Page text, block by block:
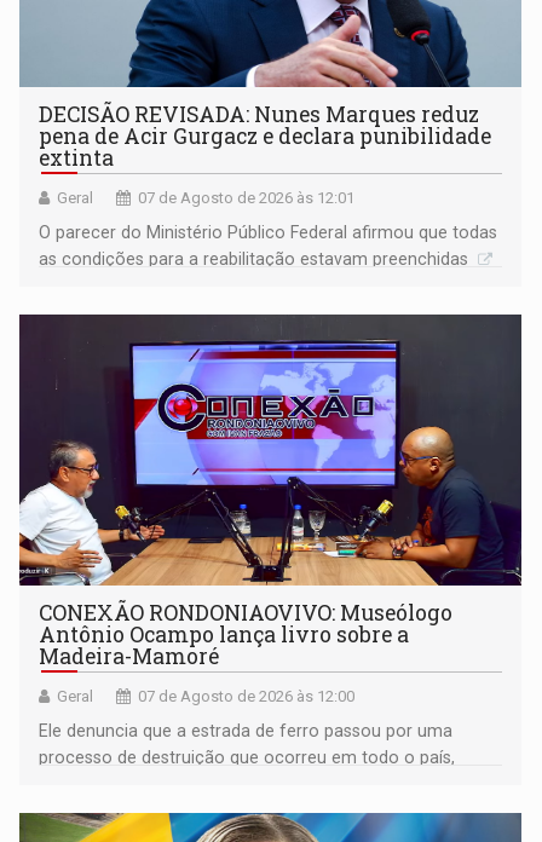
DECISÃO REVISADA: Nunes Marques reduz
pena de Acir Gurgacz e declara punibilidade
extinta
Geral 07 de Agosto de 2026 às 12:01
O parecer do Ministério Público Federal afirmou que todas
as condições para a reabilitação estavam preenchidas
CONEXÃO RONDONIAOVIVO: Museólogo
Antônio Ocampo lança livro sobre a
Madeira-Mamoré
Geral 07 de Agosto de 2026 às 12:00
Ele denuncia que a estrada de ferro passou por uma
processo de destruição que ocorreu em todo o país,